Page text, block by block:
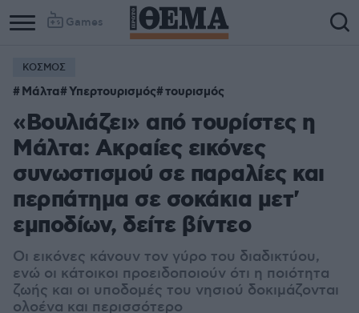
Games
ΚΟΣΜΟΣ
Μάλτα Υπερτουρισμός τουρισμός
«Βουλιάζει» από τουρίστες η
Μάλτα: Ακραίες εικόνες
συνωστισμού σε παραλίες και
περπάτημα σε σοκάκια μετ'
εμποδίων, δείτε βίντεο
Οι εικόνες κάνουν τον γύρο του διαδικτύου,
ενώ οι κάτοικοι προειδοποιούν ότι η ποιότητα
ζωής και οι υποδομές του νησιού δοκιμάζονται
ολοένα και περισσότερο